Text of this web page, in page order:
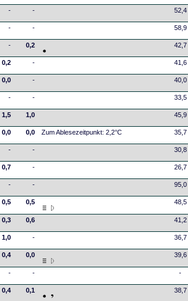
- - 52,4
- - 58,9
- 0,2 42,7
0,2 - 41,6
0,0 - 40,0
- - 33,5
1,5 1,0 45,9
0,0 0,0 Zum Ablesezeitpunkt: 2,2°C 35,7
- - 30,8
0,7 - 26,7
- - 95,0
0,5 0,5 48,5
0,3 0,6 41,2
1,0 - 36,7
0,4 0,0 39,6
- - -
0,4 0,1 38,7